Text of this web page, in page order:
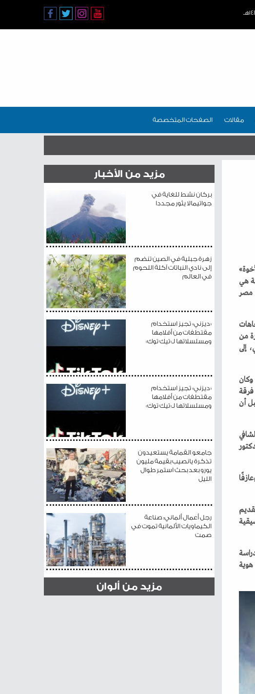
مقالات الصفحات المتخصصة
خاض‭ ‬المؤلف‭ ‬الموسيقي‭ ‬وعازف‭ ‬الجيتار‭ ‬البحريني‭ ‬محمد‭ ‬راشد‭ ‬الأنصاري،‭ ‬رحلة‭ ‬بحث‭ ‬عميقة‭ ‬ودقيقة‭ ‬في‭ ‬تاريخ‭ ‬‮«‬فرقة‭ ‬الأخوة‮»‬‭
‬الأولى‭ ‬من‭ ‬نوعها،‭ ‬استحق‭ ‬أن‭ ‬ينال‭ ‬عنها‭ ‬درجة‭ ‬الدكتوراه‭ ‬من‭ ‬كلية‭ ‬التربية‭ ‬الموسيقية‭ ‬في‭ ‬جامعة‭ ‬العاصمة،‭ ‬بجمهورية‭ ‬مصر‭
‬مشرفًا،‭ ‬فيما‭ ‬ضمت‭ ‬لجنة‭ ‬المناقشة‭ ‬والحكم‭ ‬الأستاذ‭ ‬المساعد‭ ‬الدكتور‭ ‬إيناس‭ ‬عبد‭ ‬الوهاب‭ ‬مناقشًا‭ ‬من‭ ‬الداخل،‭ ‬والأستاذ‭ ‬الدكتور‭
مزيد من الأخبار
بركان نشط للغاية في
جواتيمالا يثور مجددا
زهرة جبلية في الصين تنضم
إلى نادي النباتات آكلة اللحوم
في العالم
«ديزني» تجيز استخدام
مقتطفات من أفلامها
ومسلسلاتها لـ«تيك توك»
«ديزني» تجيز استخدام
مقتطفات من أفلامها
ومسلسلاتها لـ«تيك توك»
جامعو القمامة يستعيدون
تذكرة يانصيب بقيمة مليون
يورو بعد بحث استمر طوال
الليل
رجل أعمال ألماني: صناعة
الكيماويات الألمانية تموت في
صمت
مزيد من ألوان